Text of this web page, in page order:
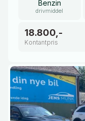
Benzin
drivmiddel
18.800,-
Kontantpris